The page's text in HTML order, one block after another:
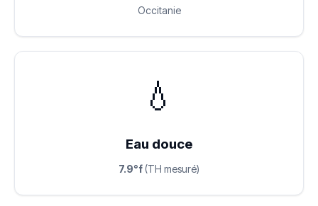
Occitanie
💧
Eau douce
7.9°f (TH mesuré)